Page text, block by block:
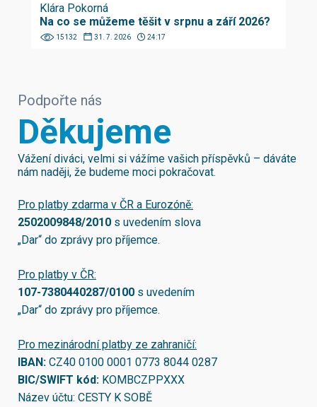
Klára Pokorná
Na co se můžeme těšit v srpnu a září 2026?
15132 31. 7. 2026 24:17
Podpořte nás
Děkujeme
Vážení diváci, velmi si vážíme vašich příspěvků – dáváte
nám naději, že budeme moci pokračovat.
Pro platby zdarma v ČR a Eurozóně:
2502009848/2010 s uvedením slova
„Dar“ do zprávy pro příjemce.
Pro platby v ČR:
107-7380440287/0100 s uvedením
„Dar“ do zprávy pro příjemce.
Pro mezinárodní platby ze zahraničí:
IBAN: CZ40 0100 0001 0773 8044 0287
BIC/SWIFT kód: KOMBCZPPXXX
Název účtu: CESTY K SOBĚ